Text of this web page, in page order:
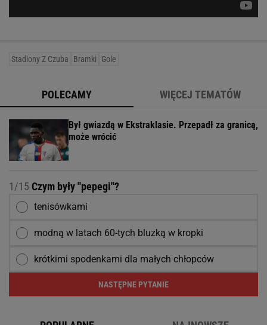
Stadiony Z Czuba Bramki Gole
POLECAMY WIĘCEJ TEMATÓW
Był gwiazdą w Ekstraklasie. Przepadł za granicą,
może wrócić
1/15 Czym były ''pepegi''?
tenisówkami
modną w latach 60-tych bluzką w kropki
krótkimi spodenkami dla małych chłopców
NASTĘPNE PYTANIE